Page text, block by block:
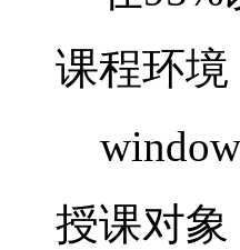
课程环境
授课对象